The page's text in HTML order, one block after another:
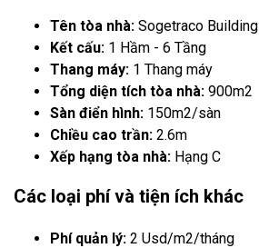
Tên tòa nhà: Sogetraco Building
Kết cấu: 1 Hầm - 6 Tầng
Thang máy: 1 Thang máy
Tổng diện tích tòa nhà: 900m2
Sàn điển hình: 150m2/sàn
Chiều cao trần: 2.6m
Xếp hạng tòa nhà: Hạng C
Các loại phí và tiện ích khác
Phí quản lý: 2 Usd/m2/tháng